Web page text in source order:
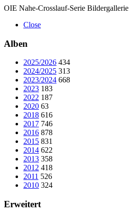
OIE Nahe-Crosslauf-Serie Bildergallerie
Close
Alben
2025/2026 434
2024/2025 313
2023/2024 668
2023 183
2022 187
2020 63
2018 616
2017 746
2016 878
2015 831
2014 622
2013 358
2012 418
2011 526
2010 324
Erweitert